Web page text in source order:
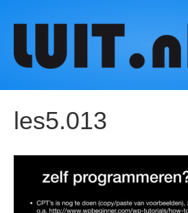
les5.013